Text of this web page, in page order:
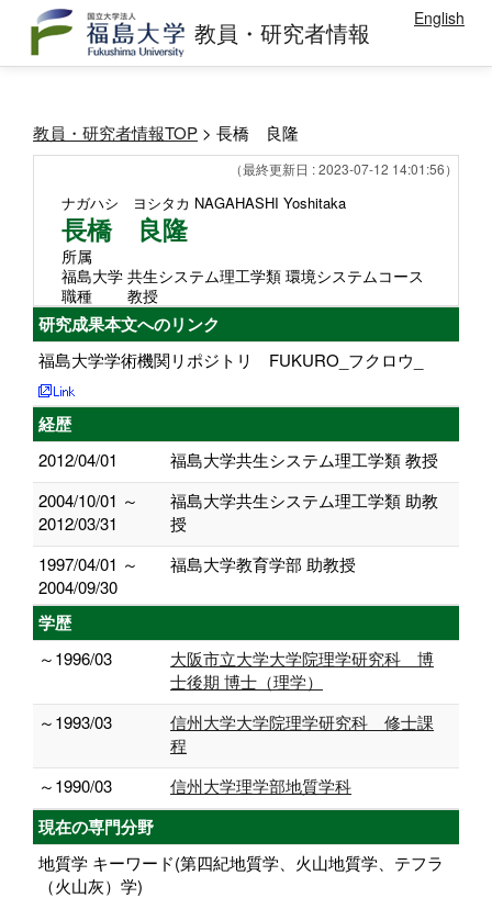
教員・研究者情報 English
教員・研究者情報TOP > 長橋 良隆
（最終更新日 : 2023-07-12 14:01:56）
ナガハシ ヨシタカ NAGAHASHI Yoshitaka
長橋 良隆
所属
福島大学 共生システム理工学類 環境システムコース
職種
教授
研究成果本文へのリンク
福島大学学術機関リポジトリ FUKURO_フクロウ_
経歴
2012/04/01
福島大学共生システム理工学類 教授
2004/10/01 ～
2012/03/31
福島大学共生システム理工学類 助教
授
1997/04/01 ～
2004/09/30
福島大学教育学部 助教授
学歴
～1996/03
大阪市立大学大学院理学研究科 博
士後期 博士（理学）
～1993/03
信州大学大学院理学研究科 修士課
程
～1990/03
信州大学理学部地質学科
現在の専門分野
地質学 キーワード(第四紀地質学、火山地質学、テフラ
（火山灰）学)